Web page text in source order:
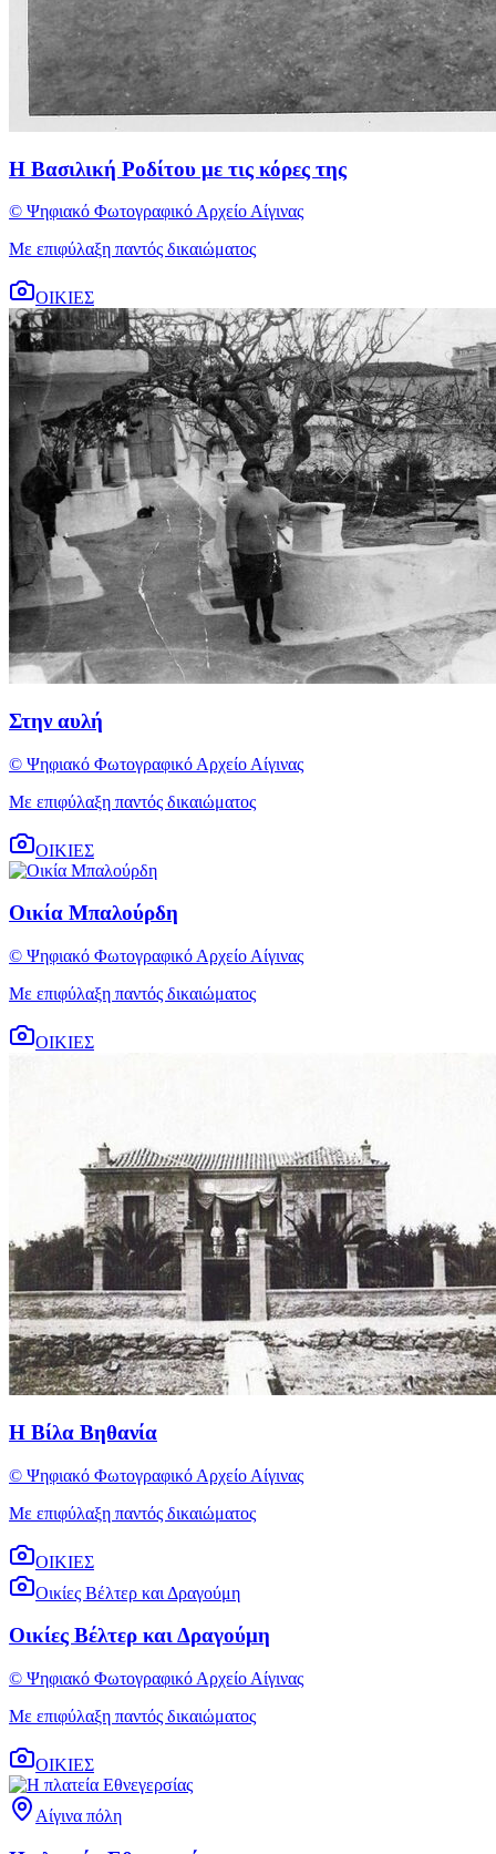
Η Βασιλική Ροδίτου με τις κόρες της
© Ψηφιακό Φωτογραφικό Αρχείο Αίγινας
Με επιφύλαξη παντός δικαιώματος
ΟΙΚΙΕΣ
Στην αυλή
© Ψηφιακό Φωτογραφικό Αρχείο Αίγινας
Με επιφύλαξη παντός δικαιώματος
ΟΙΚΙΕΣ
Οικία Μπαλούρδη
© Ψηφιακό Φωτογραφικό Αρχείο Αίγινας
Με επιφύλαξη παντός δικαιώματος
ΟΙΚΙΕΣ
Η Βίλα Βηθανία
© Ψηφιακό Φωτογραφικό Αρχείο Αίγινας
Με επιφύλαξη παντός δικαιώματος
ΟΙΚΙΕΣ
Οικίες Βέλτερ και Δραγούμη
Οικίες Βέλτερ και Δραγούμη
© Ψηφιακό Φωτογραφικό Αρχείο Αίγινας
Με επιφύλαξη παντός δικαιώματος
ΟΙΚΙΕΣ
Αίγινα πόλη